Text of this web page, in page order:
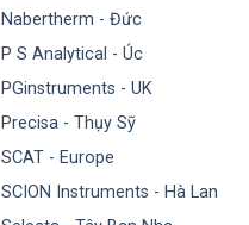
Nabertherm - Đức
P S Analytical - Úc
PGinstruments - UK
Precisa - Thụy Sỹ
SCAT - Europe
SCION Instruments - Hà Lan